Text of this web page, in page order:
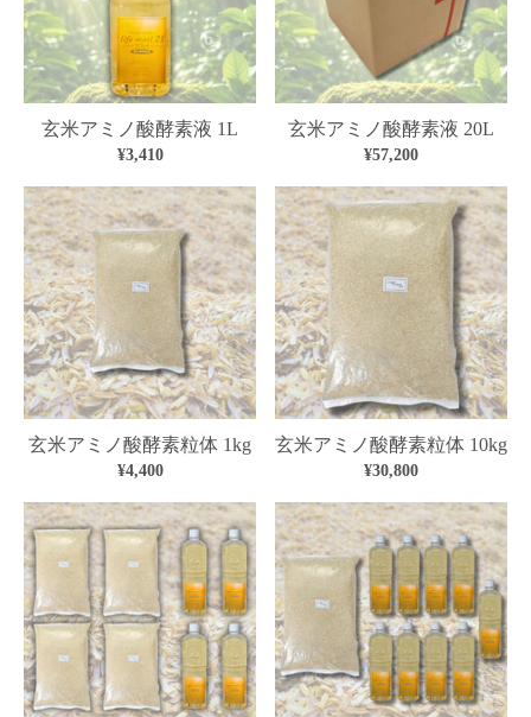
玄米アミノ酸酵素液 1L
¥3,410
玄米アミノ酸酵素液 20L
¥57,200
玄米アミノ酸酵素粒体 1kg
¥4,400
玄米アミノ酸酵素粒体 10kg
¥30,800